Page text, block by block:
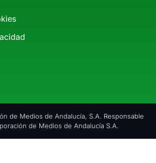
de Medios de Andalucía, S.A. Responsable
de Medios de Andalucía S.A.